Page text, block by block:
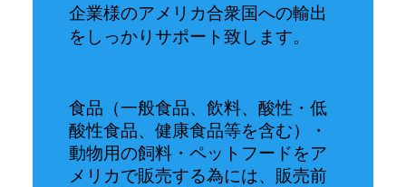
企業様のアメリカ合衆国への輸出
をしっかりサポート致します。
食品（一般食品、飲料、酸性・低
酸性食品、健康食品等を含む）・
動物用の飼料・ペットフードをア
メリカで販売する為には、販売前